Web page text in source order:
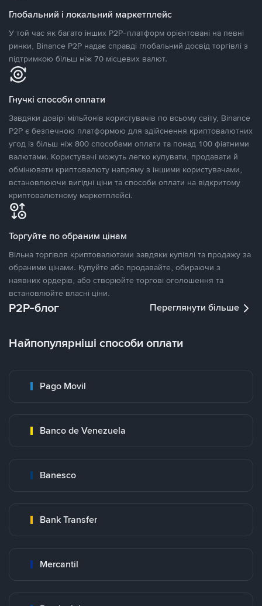
Глобальний і локальний маркетплейс
У той час як багато інших P2P-платформ орієнтовані на певні
ринки, Binance P2P надає справді глобальний досвід торгівлі з
підтримкою більш ніж 70 місцевих валют.
Гнучкі способи оплати
Завдяки довірі мільйонів користувачів по всьому світу, Binance
P2P є безпечною платформою для здійснення криптовалютних
угод із більш ніж 800 способами оплати та понад 100 фіатними
валютами. Користувачі можуть легко купувати, продавати й
обмінювати криптовалюту напряму з іншими користувачами,
встановлюючи вигідні ціни та способи оплати на відкритому
криптовалютному маркетплейсі.
Торгуйте по обраним цінам
Вільна торгівля криптовалютами завдяки купівлі та продажу за
обраними цінами. Купуйте або продавайте, обираючи з
наявних ордерів, або створюйте торгові оголошення та
встановлюйте власні ціни.
P2P-блог Переглянути більше
Найпопулярніші способи оплати
Pago Movil
Banco de Venezuela
Banesco
Bank Transfer
Mercantil